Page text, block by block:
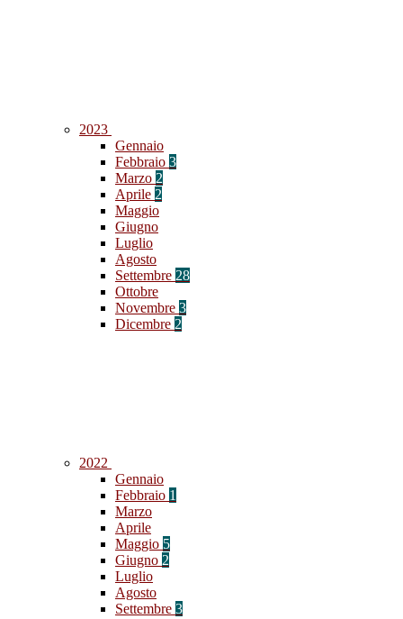
2023
Gennaio
Febbraio 3
Marzo 2
Aprile 2
Maggio
Giugno
Luglio
Agosto
Settembre 28
Ottobre
Novembre 3
Dicembre 2
2022
Gennaio
Febbraio 1
Marzo
Aprile
Maggio 5
Giugno 2
Luglio
Agosto
Settembre 3